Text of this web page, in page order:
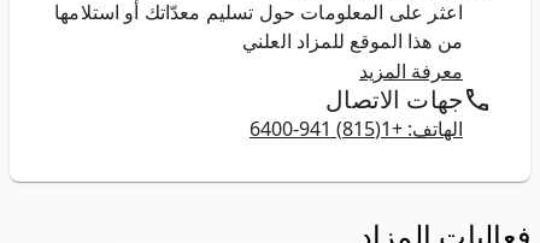
اعثر على المعلومات حول تسليم معدّاتك أو استلامها
من هذا الموقع للمزاد العلني
معرفة المزيد
جهات الاتصال
الهاتف: +1(815) 941-6400